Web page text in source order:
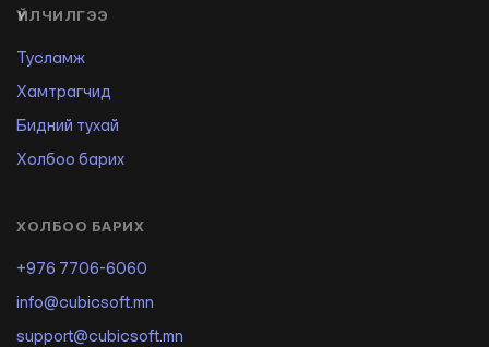
ҮЙЛЧИЛГЭЭ
Тусламж
Хамтрагчид
Бидний тухай
Холбоо барих
ХОЛБОО БАРИХ
+976 7706-6060
info@cubicsoft.mn
support@cubicsoft.mn